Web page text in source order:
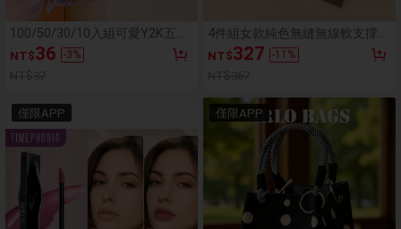
100/50/30/10入組可愛Y2K五角
星BB髮夾，彩色髮夾，基礎髮
飾，適合女孩，日常上學、派
NT$36 -3%
僅限APP
4件組女款純色無縫無線軟支撐透
氣V領內衣，建議選擇比原尺寸大
一號，全天舒適
NT$327 -11 %
僅限APP